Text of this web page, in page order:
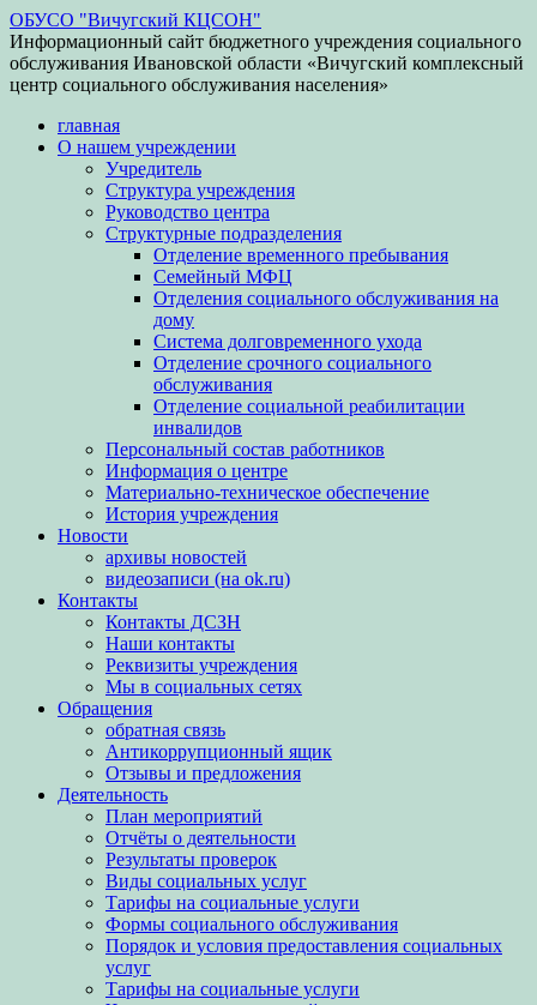
ОБУСО "Вичугский КЦСОН"
Информационный сайт бюджетного учреждения социального
обслуживания Ивановской области «Вичугский комплексный
центр социального обслуживания населения»
главная
О нашем учреждении
Учредитель
Структура учреждения
Руководство центра
Структурные подразделения
Отделение временного пребывания
Семейный МФЦ
Отделения социального обслуживания на
дому
Система долговременного ухода
Отделение срочного социального
обслуживания
Отделение социальной реабилитации
инвалидов
Персональный состав работников
Информация о центре
Материально-техническое обеспечение
История учреждения
Новости
архивы новостей
видеозаписи (на ok.ru)
Контакты
Контакты ДСЗН
Наши контакты
Реквизиты учреждения
Мы в социальных сетях
Обращения
обратная связь
Антикоррупционный ящик
Отзывы и предложения
Деятельность
План мероприятий
Отчёты о деятельности
Результаты проверок
Виды социальных услуг
Тарифы на социальные услуги
Формы социального обслуживания
Порядок и условия предоставления социальных
услуг
Тарифы на социальные услуги